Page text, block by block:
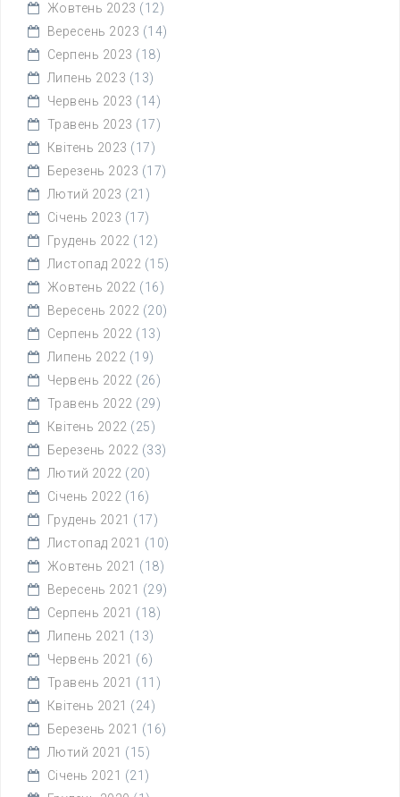
Жовтень 2023 (12)
Вересень 2023 (14)
Серпень 2023 (18)
Липень 2023 (13)
Червень 2023 (14)
Травень 2023 (17)
Квітень 2023 (17)
Березень 2023 (17)
Лютий 2023 (21)
Січень 2023 (17)
Грудень 2022 (12)
Листопад 2022 (15)
Жовтень 2022 (16)
Вересень 2022 (20)
Серпень 2022 (13)
Липень 2022 (19)
Червень 2022 (26)
Травень 2022 (29)
Квітень 2022 (25)
Березень 2022 (33)
Лютий 2022 (20)
Січень 2022 (16)
Грудень 2021 (17)
Листопад 2021 (10)
Жовтень 2021 (18)
Вересень 2021 (29)
Серпень 2021 (18)
Липень 2021 (13)
Червень 2021 (6)
Травень 2021 (11)
Квітень 2021 (24)
Березень 2021 (16)
Лютий 2021 (15)
Січень 2021 (21)